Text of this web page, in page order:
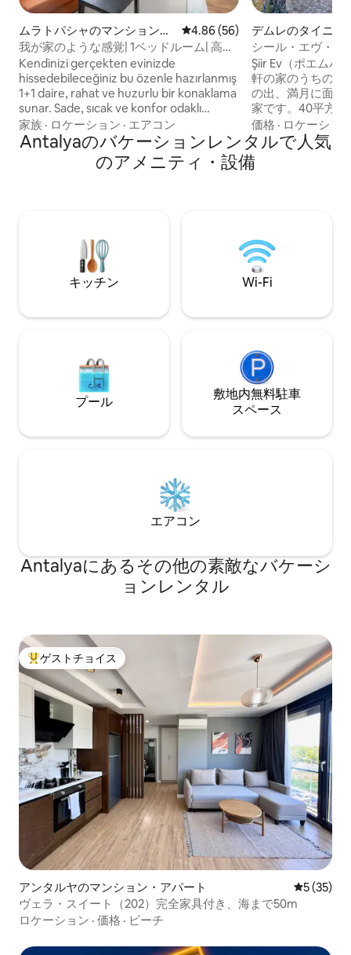
ムラトパシャのマンション・
アパート
レビュー56件、5つ星中4.86つ
4.86 (56)
我が家のような感覚| 1ベッドルーム| 高速
Wi-Fi N1
Kendinizi gerçekten evinizde
hissedebileceğiniz bu özenle hazırlanmış
1+1 daire, rahat ve huzurlu bir konaklama
sunar. Sade, sıcak ve konfor odaklı
tasarımıyla kısa ya da uzun süreli
konaklamalar için uygundur. Daire;
çiftler, küçük aileler ya da ev konforunda
konaklamayı tercih eden misafirler için
家族 · ロケーション · エアコン
デムレのタイニー
シール・エヴ・ネ
パノラマビューを
Şiir Ev（ポエムハ
軒の家のうちの1
の出、満月に面し
家です。40平方
備の整ったキッチ
トルの中二階には
えます。 南と西
で届いています。
す。 デムレは16
km、カシュは45
価格 · ロケーショ
Antalyaのバケーションレンタルで人気
のアメニティ・設備
キッチン Wi-Fi
プール
敷地内無料駐⁠車
ス⁠ペ⁠ー⁠ス
エアコン
Antalyaにあるその他の素敵なバケーシ
ョンレンタル
大好評のゲストチョイスです。
ゲストチョイス
アンタルヤのマンション・アパート レビュー
5 (35)
ヴェラ・スイート（202）完全家具付き、海まで50m
ロケーション · 価格 · ビーチ